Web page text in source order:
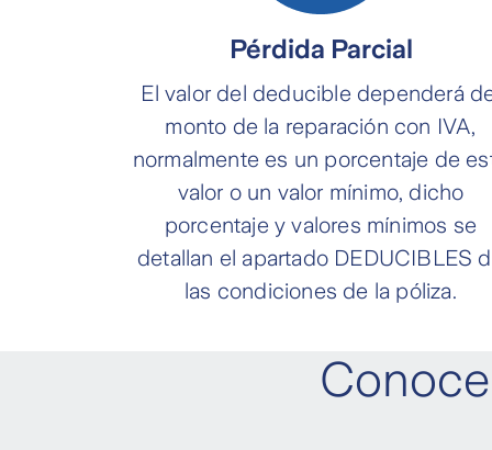
Pérdida Parcial
El valor del deducible dependerá
monto de la reparación con IVA,
normalmente es un porcentaje de
valor o un valor mínimo, dicho
porcentaje y valores mínimos se
detallan el apartado DEDUCIBLES
las condiciones de la póliza.